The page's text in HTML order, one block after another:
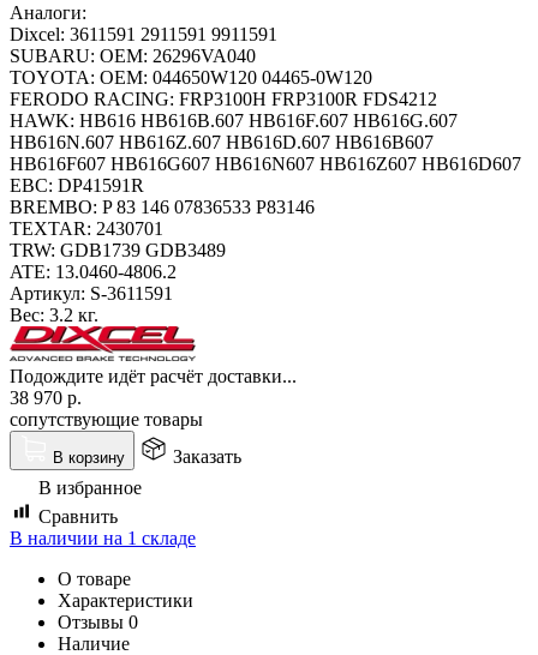
Аналоги:
Dixcel: 3611591 2911591 9911591
SUBARU: OEM: 26296VA040
TOYOTA: OEM: 044650W120 04465-0W120
FERODO RACING: FRP3100H FRP3100R FDS4212
HAWK: HB616 HB616B.607 HB616F.607 HB616G.607
HB616N.607 HB616Z.607 HB616D.607 HB616B607
HB616F607 HB616G607 HB616N607 HB616Z607 HB616D607
EBC: DP41591R
BREMBO: P 83 146 07836533 P83146
TEXTAR: 2430701
TRW: GDB1739 GDB3489
ATE: 13.0460-4806.2
Артикул: S-3611591
Вес: 3.2 кг.
Подождите идёт расчёт доставки...
38 970 р.
сопутствующие товары
В корзину
Заказать
В избранное
Сравнить
В наличии на 1 складе
О товаре
Характеристики
Отзывы 0
Наличие